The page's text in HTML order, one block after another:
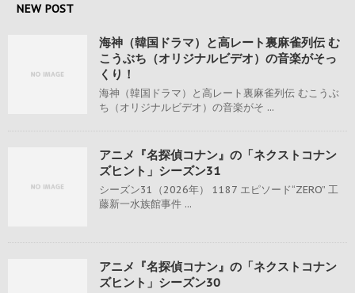
NEW POST
海神（韓国ドラマ）と高レート裏麻雀列伝 む
こうぶち（オリジナルビデオ）の音楽がそっ
くり！
海神（韓国ドラマ）と高レート裏麻雀列伝 むこうぶ
ち（オリジナルビデオ）の音楽がそ ...
アニメ『名探偵コナン』の「ネクストコナン
ズヒント」シーズン31
シーズン31（2026年） 1187 エピソード“ZERO” 工
藤新一水族館事件 ...
アニメ『名探偵コナン』の「ネクストコナン
ズヒント」シーズン30